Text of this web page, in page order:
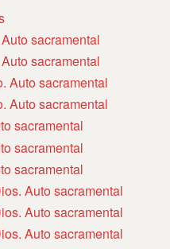
sacramental
sacramental
Auto sacramental
Auto sacramental
sacramental
sacramental
sacramental
Auto sacramental
Auto sacramental
Auto sacramental